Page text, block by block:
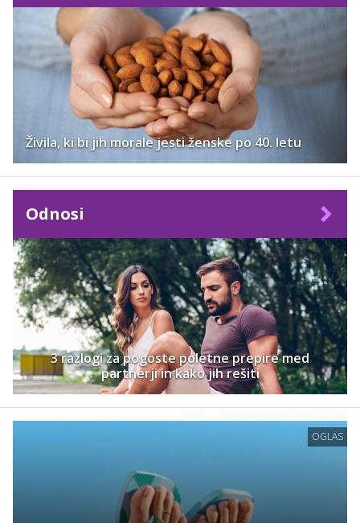
Živila, ki bi jih morale jesti ženske po 40. letu
Odnosi
3 razlogi za pogoste poletne prepire med
partnerji in kako jih rešiti
OGLAS